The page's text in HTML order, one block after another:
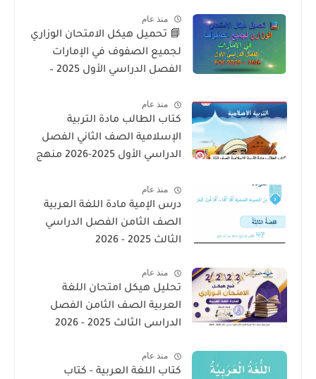
منذ عام
📘 تحميل هيكل الامتحان الوزاري
لجميع الصفوف في الإمارات
الفصل الدراسي الأول 2025 –
منذ عام
كتاب الطالب مادة التربية
الإسلامية الصف الثاني الفصل
الدراسي الأول 2025-2026 منهج
منذ عام
درس الإمية مادة اللغة العربية
الصف الثامن الفصل الدراسي
الثالث 2025 - 2026
منذ عام
تحليل هيكل امتحان اللغة
العربية الصف الثامن الفصل
الدراسى الثالث 2025 - 2026
منذ عام
كتاب اللغة العربية - كتاب